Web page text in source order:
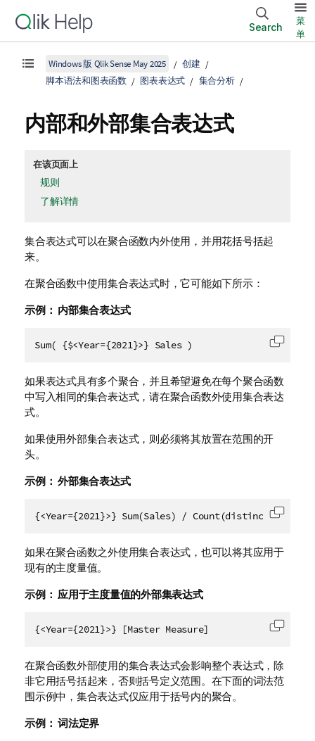
Search
菜
单
Windows 版 Qlik Sense May 2025
创建
脚本语法和图表函数
图表表达式 集合分析
内部和外部集合表达式
在该页面上
规则
了解详情
集合表达式可以在聚合函数内外使用，并用花括号括起
来。
在聚合函数中使用集合表达式时，它可能如下所示：
示例： 内部集合表达式
Sum( {$<Year={2021}>} Sales ) 复制代
如果表达式具有多个聚合，并且希望避免在每个聚合函数
中写入相同的集合表达式，请在聚合函数外使用集合表达
式。
如果使用外部集合表达式，则必须将其放置在范围的开
头。
示例： 外部集合表达式
{<Year={2021}>} Sum(Sales) / Count(distinct 复制代
如果在聚合函数之外使用集合表达式，也可以将其应用于
现有的主度量值。
示例： 应用于主度量值的外部集表达式
{<Year={2021}>} [Master Measure] 复制代
在聚合函数外部使用的集合表达式会影响整个表达式，除
非它用括号括起来，否则括号定义范围。在下面的词法范
围示例中，集合表达式仅应用于括号内的聚合。
示例： 词法定界